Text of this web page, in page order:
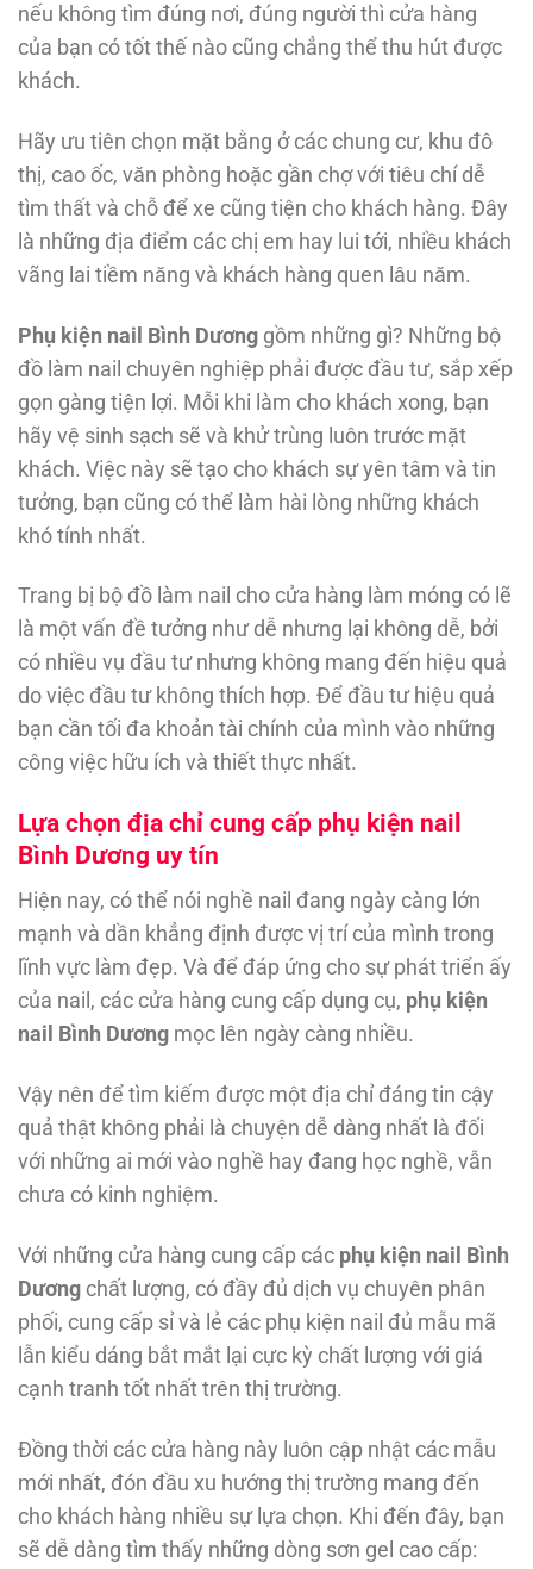
nếu không tìm đúng nơi, đúng người thì cửa hàng
của bạn có tốt thế nào cũng chẳng thể thu hút được
khách.
Hãy ưu tiên chọn mặt bằng ở các chung cư, khu đô
thị, cao ốc, văn phòng hoặc gần chợ với tiêu chí dễ
tìm thất và chỗ để xe cũng tiện cho khách hàng. Đây
là những địa điểm các chị em hay lui tới, nhiều khách
vãng lai tiềm năng và khách hàng quen lâu năm.
Phụ kiện nail Bình Dương gồm những gì? Những bộ
đồ làm nail chuyên nghiệp phải được đầu tư, sắp xếp
gọn gàng tiện lợi. Mỗi khi làm cho khách xong, bạn
hãy vệ sinh sạch sẽ và khử trùng luôn trước mặt
khách. Việc này sẽ tạo cho khách sự yên tâm và tin
tưởng, bạn cũng có thể làm hài lòng những khách
khó tính nhất.
Trang bị bộ đồ làm nail cho cửa hàng làm móng có lẽ
là một vấn đề tưởng như dễ nhưng lại không dễ, bởi
có nhiều vụ đầu tư nhưng không mang đến hiệu quả
do việc đầu tư không thích hợp. Để đầu tư hiệu quả
bạn cần tối đa khoản tài chính của mình vào những
công việc hữu ích và thiết thực nhất.
Lựa chọn địa chỉ cung cấp phụ kiện nail
Bình Dương uy tín
Hiện nay, có thể nói nghề nail đang ngày càng lớn
mạnh và dần khẳng định được vị trí của mình trong
lĩnh vực làm đẹp. Và để đáp ứng cho sự phát triển ấy
của nail, các cửa hàng cung cấp dụng cụ, phụ kiện
nail Bình Dương mọc lên ngày càng nhiều.
Vậy nên để tìm kiếm được một địa chỉ đáng tin cậy
quả thật không phải là chuyện dễ dàng nhất là đối
với những ai mới vào nghề hay đang học nghề, vẫn
chưa có kinh nghiệm.
Với những cửa hàng cung cấp các phụ kiện nail Bình
Dương chất lượng, có đầy đủ dịch vụ chuyên phân
phối, cung cấp sỉ và lẻ các phụ kiện nail đủ mẫu mã
lẫn kiểu dáng bắt mắt lại cực kỳ chất lượng với giá
cạnh tranh tốt nhất trên thị trường.
Đồng thời các cửa hàng này luôn cập nhật các mẫu
mới nhất, đón đầu xu hướng thị trường mang đến
cho khách hàng nhiều sự lựa chọn. Khi đến đây, bạn
sẽ dễ dàng tìm thấy những dòng sơn gel cao cấp: